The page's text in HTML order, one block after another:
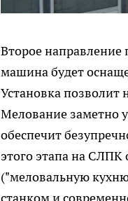
Второе направление
машина будет
Установка позволит
Мелование заметно
обеспечит
этого этапа на СЛПК
("меловальную
станком и